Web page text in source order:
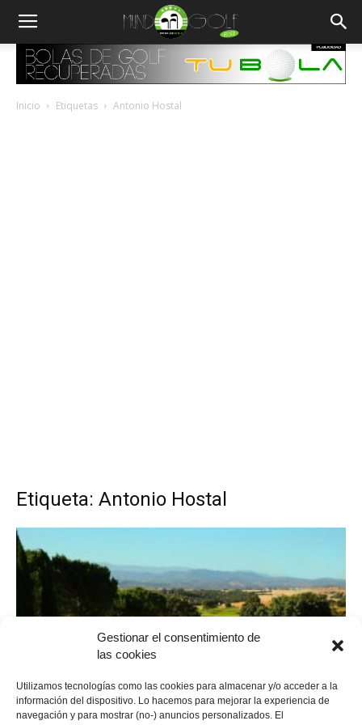
Gestionar el consentimiento de
las cookies
Utilizamos tecnologías como las cookies para almacenar y/o acceder a la
información del dispositivo. Lo hacemos para mejorar la experiencia de
navegación y para mostrar (no-) anuncios personalizados. El
Inicio Etiquetas Antonio Hostal
Etiqueta: Antonio Hostal
Campos
La Dehesa club de golf